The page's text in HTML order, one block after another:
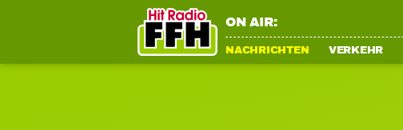
ON AIR:
NACHRICHTEN VERKEHR